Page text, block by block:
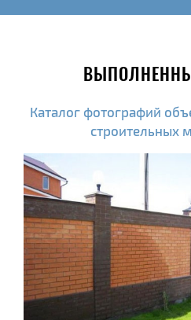
Каталог фотографий
строительных